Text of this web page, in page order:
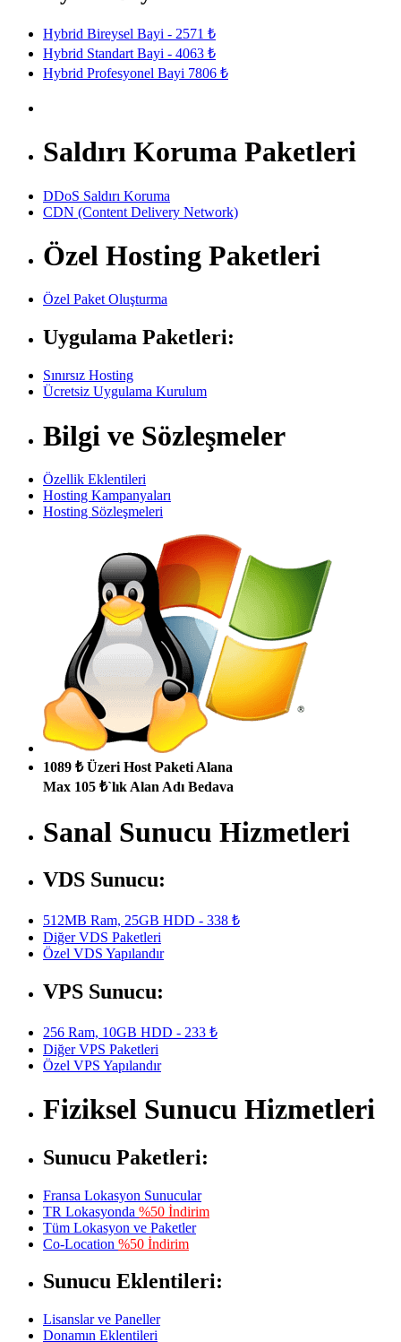
Hybrid Bireysel Bayi - 2571 ₺
Hybrid Standart Bayi - 4063 ₺
Hybrid Profesyonel Bayi 7806 ₺
Saldırı Koruma Paketleri
DDoS Saldırı Koruma
CDN (Content Delivery Network)
Özel Hosting Paketleri
Özel Paket Oluşturma
Uygulama Paketleri:
Sınırsız Hosting
Ücretsiz Uygulama Kurulum
Bilgi ve Sözleşmeler
Özellik Eklentileri
Hosting Kampanyaları
Hosting Sözleşmeleri
1089 ₺ Üzeri Host Paketi Alana
Max 105 ₺`lık Alan Adı Bedava
Sanal Sunucu Hizmetleri
VDS Sunucu:
512MB Ram, 25GB HDD - 338 ₺
Diğer VDS Paketleri
Özel VDS Yapılandır
VPS Sunucu:
256 Ram, 10GB HDD - 233 ₺
Diğer VPS Paketleri
Özel VPS Yapılandır
Fiziksel Sunucu Hizmetleri
Sunucu Paketleri:
Fransa Lokasyon Sunucular
TR Lokasyonda %50 İndirim
Tüm Lokasyon ve Paketler
Co-Location %50 İndirim
Sunucu Eklentileri:
Lisanslar ve Paneller
Donamın Eklentileri